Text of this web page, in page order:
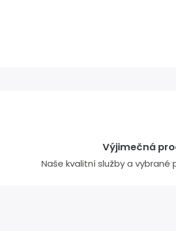
Výjimečná
Naše kvalitní služby a vybrané